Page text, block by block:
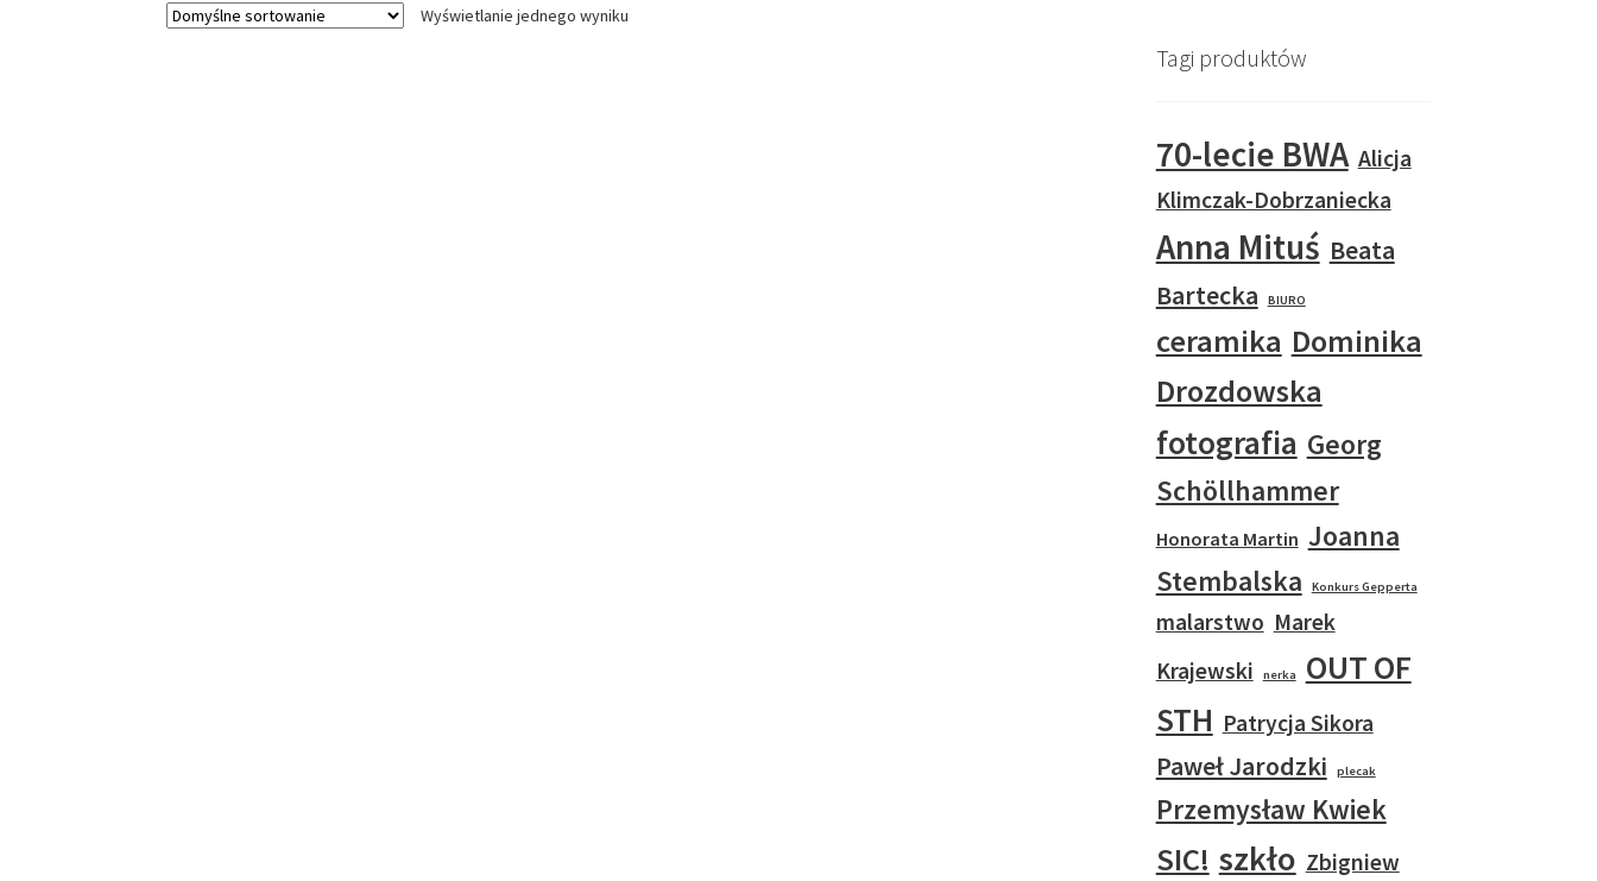
Wyświetlanie jednego wyniku
Tagi produktów
70-lecie BWA Alicja
Klimczak-Dobrzaniecka
Anna Mituś Beata
Bartecka
BIURO
ceramika Dominika
Drozdowska
fotografia Georg
Schöllhammer
Honorata Martin Joanna
Stembalska
Konkurs Gepperta
malarstwo Marek
Krajewski
nerka
OUT OF
STH Patrycja Sikora
Paweł Jarodzki plecak
Przemysław Kwiek
SIC! szkło Zbigniew